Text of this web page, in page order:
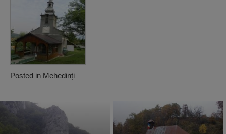
Posted in Mehedinți